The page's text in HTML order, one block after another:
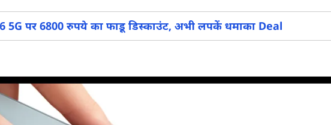
5G पर 6800 रुपये का फाडू डिस्काउंट, अभी लपकें धमाका Deal